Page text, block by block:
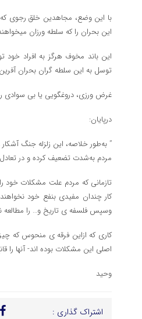
با این وضع، مجاهدین خلق رجوی که
این بحران را که سلطه ورزان
این باند مخوف هرگز به افراد
توسل به این سلطه گران بحران
غرض ورزی، دروغگویی یا بی سوادی
درپایان:
” به‌طور خلاصه، این زلزله جنگ آشکار
مردم به‌شدت تضعیف کرده و در
تازمانی که مردم علت مشکلات خود
کار چندان مفیدی بنفع خود
وسپس فلسفه ی تاریخ و… را مطالعه
کاری که ازاین فرقه ی منحوس که
اصلی این مشکلات بوده اند- آنها را
وحید
اشتراک گذاری :